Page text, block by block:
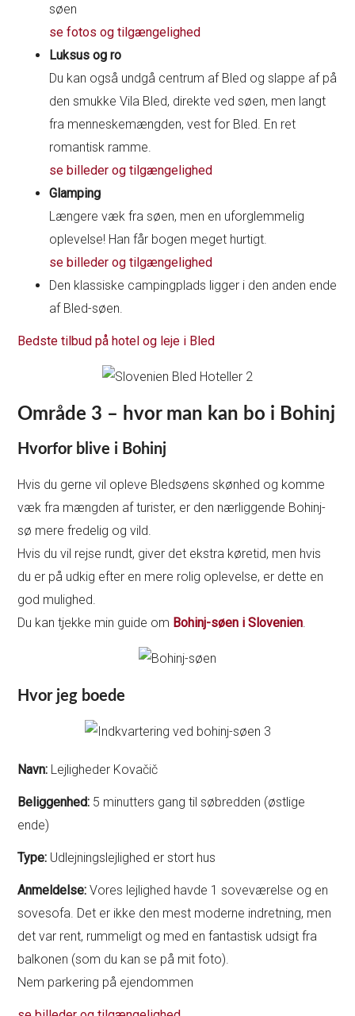
søen
se fotos og tilgængelighed
Luksus og ro
Du kan også undgå centrum af Bled og slappe af på
den smukke Vila Bled, direkte ved søen, men langt
fra menneskemængden, vest for Bled. En ret
romantisk ramme.
se billeder og tilgængelighed
Glamping
Længere væk fra søen, men en uforglemmelig
oplevelse! Han får bogen meget hurtigt.
se billeder og tilgængelighed
Den klassiske campingplads ligger i den anden ende
af Bled-søen.
Bedste tilbud på hotel og leje i Bled
Område 3 – hvor man kan bo i Bohinj
Hvorfor blive i Bohinj
Hvis du gerne vil opleve Bledsøens skønhed og komme
væk fra mængden af turister, er den nærliggende Bohinj-
sø mere fredelig og vild.
Hvis du vil rejse rundt, giver det ekstra køretid, men hvis
du er på udkig efter en mere rolig oplevelse, er dette en
god mulighed.
Du kan tjekke min guide om Bohinj-søen i Slovenien.
Hvor jeg boede
Navn: Lejligheder Kovačič
Beliggenhed: 5 minutters gang til søbredden (østlige
ende)
Type: Udlejningslejlighed er stort hus
Anmeldelse:Vores lejlighed havde 1 soveværelse og en
sovesofa. Det er ikke den mest moderne indretning, men
det var rent, rummeligt og med en fantastisk udsigt fra
balkonen (som du kan se på mit foto).
Nem parkering på ejendommen